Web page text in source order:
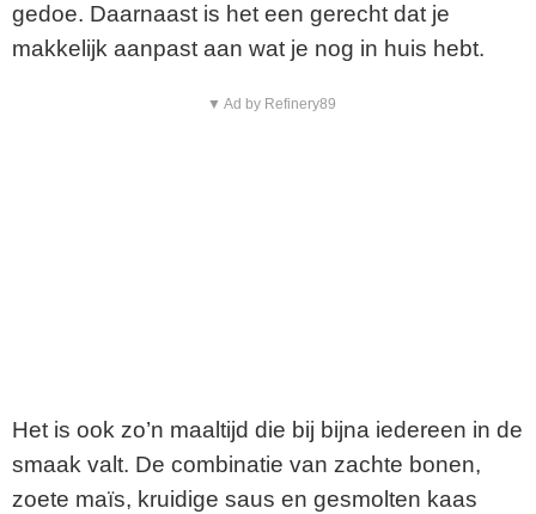
gedoe. Daarnaast is het een gerecht dat je
makkelijk aanpast aan wat je nog in huis hebt.
▼ Ad by Refinery89
Het is ook zo’n maaltijd die bij bijna iedereen in de
smaak valt. De combinatie van zachte bonen,
zoete maïs, kruidige saus en gesmolten kaas